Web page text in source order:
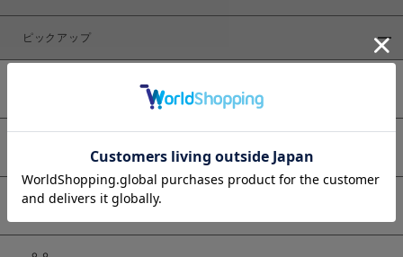
ピックアップ
予約商品